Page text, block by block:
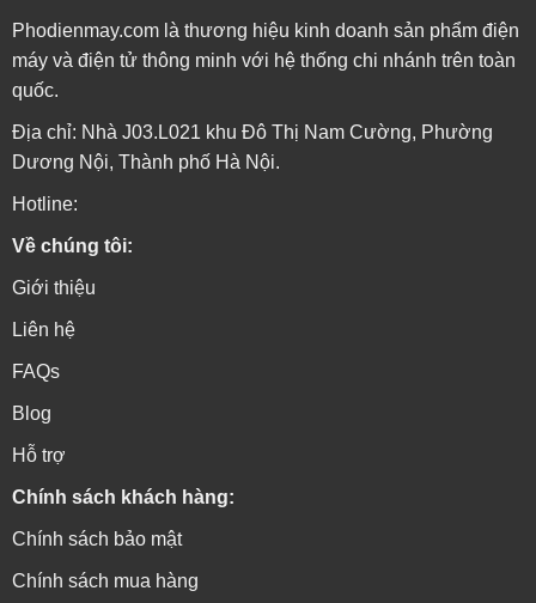
Phodienmay.com là thương hiệu kinh doanh sản phẩm điện
máy và điện tử thông minh với hệ thống chi nhánh trên toàn
quốc.
Địa chỉ: Nhà J03.L021 khu Đô Thị Nam Cường, Phường
Dương Nội, Thành phố Hà Nội.
Hotline:
Về chúng tôi:
Giới thiệu
Liên hệ
FAQs
Blog
Hỗ trợ
Chính sách khách hàng:
Chính sách bảo mật
Chính sách mua hàng